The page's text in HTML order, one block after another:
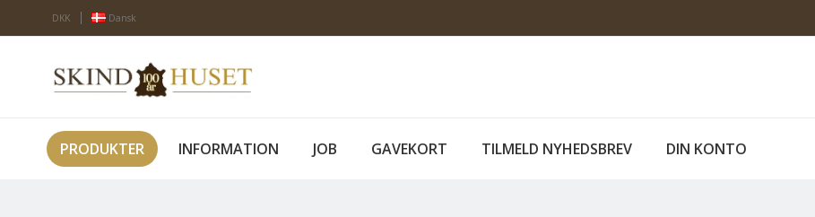
DKK Dansk
PRODUKTER INFORMATION JOB GAVEKORT TILMELD NYHEDSBREV DIN KONTO